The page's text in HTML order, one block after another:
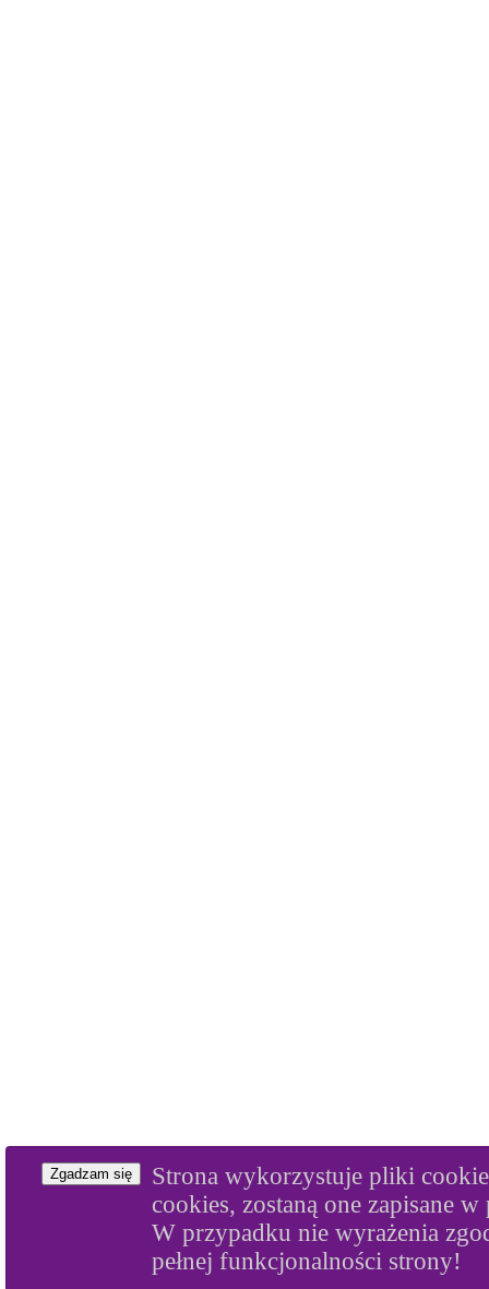
Zgadzam się
Strona wykorzystuje pliki
cookies, zostaną one zapisane
W przypadku nie wyrażenia
pełnej funkcjonalności strony!